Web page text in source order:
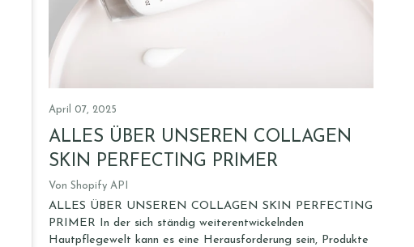
April 07, 2025
ALLES ÜBER UNSEREN COLLAGEN
SKIN PERFECTING PRIMER
Von Shopify API
ALLES ÜBER UNSEREN COLLAGEN SKIN PERFECTING
PRIMER In der sich ständig weiterentwickelnden
Hautpflegewelt kann es eine Herausforderung sein, Produkte